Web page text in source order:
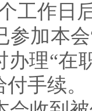
工作日
参加本会
办理“在
手续。